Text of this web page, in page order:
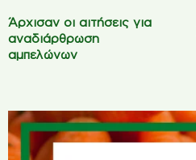
Άρχισαν οι αιτήσεις για
αναδιάρθρωση
αμπελώνων